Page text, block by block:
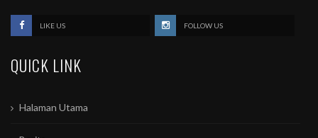
LIKE US FOLLOW US
QUICK LINK
Halaman Utama